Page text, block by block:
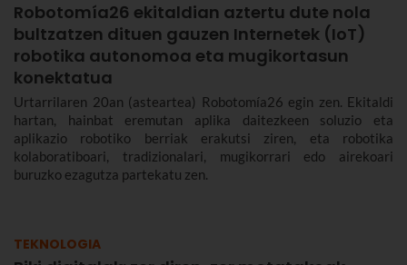
Robotomía26 ekitaldian aztertu dute nola
bultzatzen dituen gauzen Internetek (IoT)
robotika autonomoa eta mugikortasun
konektatua
Urtarrilaren 20an (asteartea) Robotomía26 egin zen. Ekitaldi
hartan, hainbat eremutan aplika daitezkeen soluzio eta
aplikazio robotiko berriak erakutsi ziren, eta robotika
kolaboratiboari, tradizionalari, mugikorrari edo airekoari
buruzko ezagutza partekatu zen.
TEKNOLOGIA